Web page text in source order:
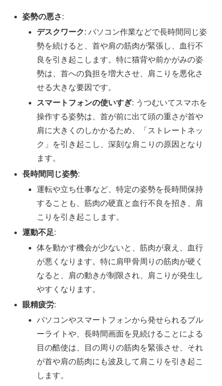
姿勢の悪さ:
デスクワーク: パソコン作業などで長時間同じ姿
勢を続けると、首や肩の筋肉が緊張し、血行不
良を引き起こします。特に猫背や前かがみの姿
勢は、首への負担を増大させ、肩こりを悪化さ
せる大きな要因です。
スマートフォンの使いすぎ: うつむいてスマホを
操作する姿勢は、首が前に出て頭の重さが首や
肩に大きくのしかかるため、「ストレートネッ
ク」を引き起こし、深刻な肩こりの原因となり
ます。
長時間同じ姿勢:
運転や立ち仕事など、特定の姿勢を長時間保持
することも、筋肉の硬直と血行不良を招き、肩
こりを引き起こします。
運動不足:
体を動かす機会が少ないと、筋肉が衰え、血行
が悪くなります。特に肩甲骨周りの筋肉が硬く
なると、肩の動きが制限され、肩こりが発生し
やすくなります。
眼精疲労:
パソコンやスマートフォンから発せられるブル
ーライトや、長時間画面を見続けることによる
目の酷使は、目の周りの筋肉を緊張させ、それ
が首や肩の筋肉にも波及して肩こりを引き起こ
します。